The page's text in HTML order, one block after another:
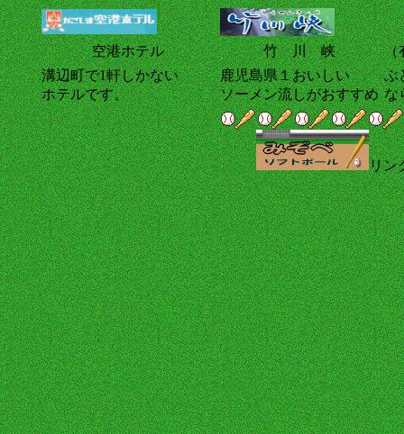
空港ホテル 竹 川 峡
（
溝辺町で1軒しかない
ホテルです。
鹿児島県１おいしい
ソーメン流しがおすすめ
ぶ
な
リン